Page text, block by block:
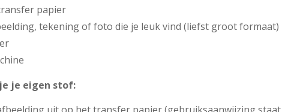
papier
tekening of foto die je leuk vind (liefst groot formaat)
je eigen stof: